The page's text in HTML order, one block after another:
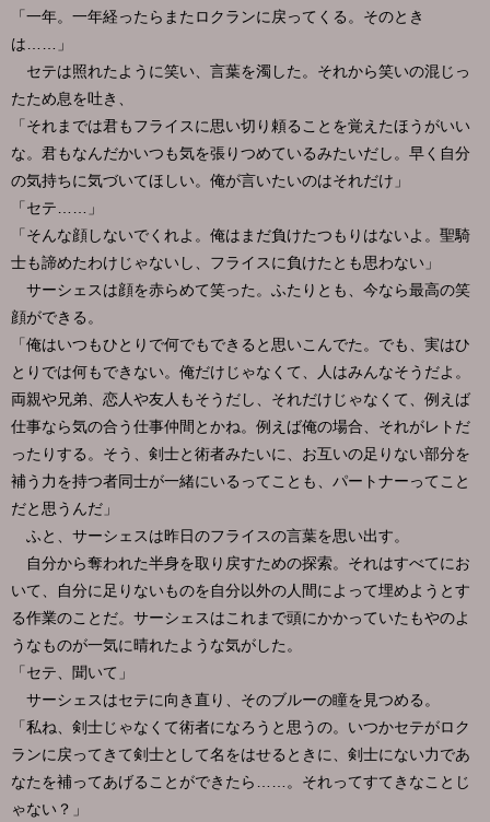
「一年。一年経ったらまたロクランに戻ってくる。そのとき
は……」
セテは照れたように笑い、言葉を濁した。それから笑いの混じっ
たため息を吐き、
「それまでは君もフライスに思い切り頼ることを覚えたほうがいい
な。君もなんだかいつも気を張りつめているみたいだし。早く自分
の気持ちに気づいてほしい。俺が言いたいのはそれだけ」
「セテ……」
「そんな顔しないでくれよ。俺はまだ負けたつもりはないよ。聖騎
士も諦めたわけじゃないし、フライスに負けたとも思わない」
サーシェスは顔を赤らめて笑った。ふたりとも、今なら最高の笑
顔ができる。
「俺はいつもひとりで何でもできると思いこんでた。でも、実はひ
とりでは何もできない。俺だけじゃなくて、人はみんなそうだよ。
両親や兄弟、恋人や友人もそうだし、それだけじゃなくて、例えば
仕事なら気の合う仕事仲間とかね。例えば俺の場合、それがレトだ
ったりする。そう、剣士と術者みたいに、お互いの足りない部分を
補う力を持つ者同士が一緒にいるってことも、パートナーってこと
だと思うんだ」
ふと、サーシェスは昨日のフライスの言葉を思い出す。
自分から奪われた半身を取り戻すための探索。それはすべてにお
いて、自分に足りないものを自分以外の人間によって埋めようとす
る作業のことだ。サーシェスはこれまで頭にかかっていたもやのよ
うなものが一気に晴れたような気がした。
「セテ、聞いて」
サーシェスはセテに向き直り、そのブルーの瞳を見つめる。
「私ね、剣士じゃなくて術者になろうと思うの。いつかセテがロク
ランに戻ってきて剣士として名をはせるときに、剣士にない力であ
なたを補ってあげることができたら……。それってすてきなことじ
ゃない？」